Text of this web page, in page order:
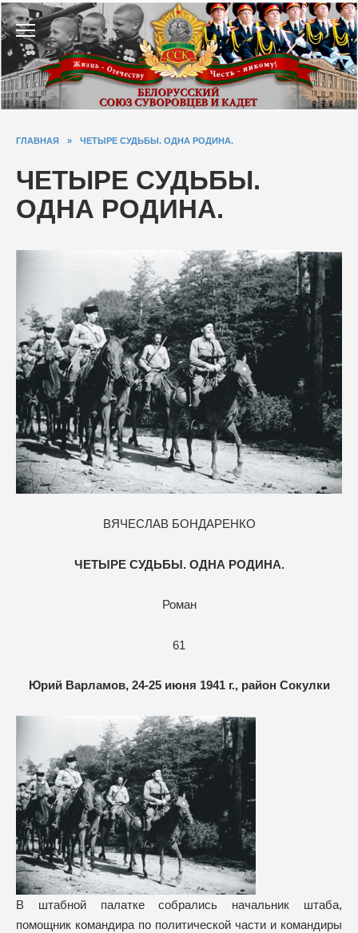
Перейти
к
содержанию
ГЛАВНАЯ » ЧЕТЫРЕ СУДЬБЫ. ОДНА РОДИНА.
ЧЕТЫРЕ СУДЬБЫ.
ОДНА РОДИНА.
ВЯЧЕСЛАВ БОНДАРЕНКО
ЧЕТЫРЕ СУДЬБЫ. ОДНА РОДИНА.
Роман
61
Юрий Варламов, 24-25 июня 1941 г., район Сокулки
В штабной палатке собрались начальник штаба,
помощник командира по политической части и командиры